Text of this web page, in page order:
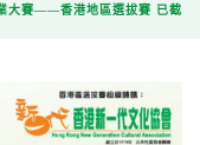
大賽——香港地區選拔賽 已截